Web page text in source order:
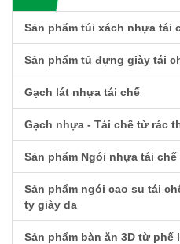
Sản phẩm túi xách nhựa tái
Sản phẩm tủ đựng giày tái
Gạch lát nhựa tái chế
Gạch nhựa - Tái chế từ rác
Sản phẩm Ngói nhựa tái
Sản phẩm ngói cao su tái
ty giày da
Sản phẩm bàn ăn 3D từ phế